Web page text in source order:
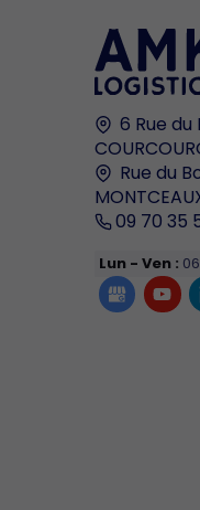
6 Rue du
Rue du
09 70 35
Lun - Ven :